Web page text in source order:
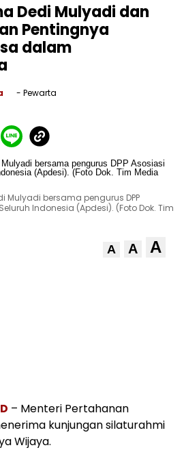
Dedi Mulyadi dan
Pentingnya
dalam
- Pewarta
Mulyadi bersama pengurus DPP
Indonesia (Apdesi). (Foto Dok. Tim
A A A
– Menteri Pertahanan
kunjungan silaturahmi
Wijaya.